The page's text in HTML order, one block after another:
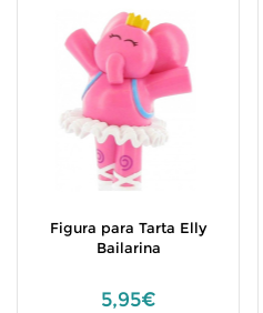
Figura para Tarta Elly
Bailarina
5,95€